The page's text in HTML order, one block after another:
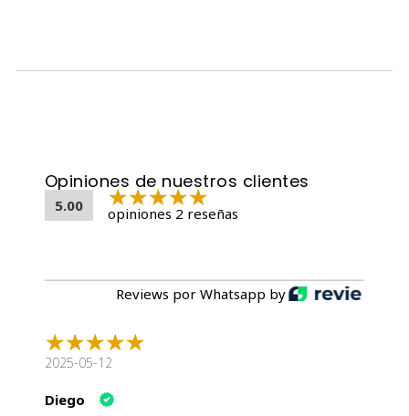
Opiniones de nuestros clientes
5.00 opiniones 2 reseñas
Reviews por Whatsapp by
2025-05-12
Diego